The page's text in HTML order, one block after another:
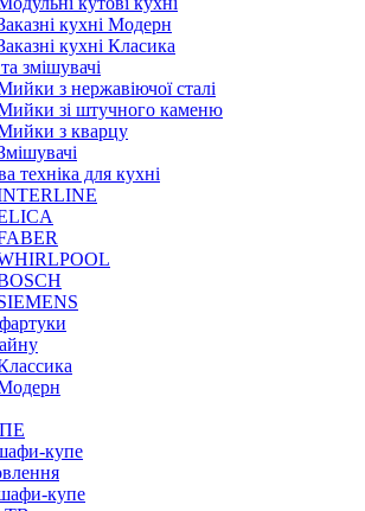
кухні Модерн
кухні Класика
змішувачі
з нержавіючої сталі
зі штучного каменю
з кварцу
техніка для кухні
купе
купе